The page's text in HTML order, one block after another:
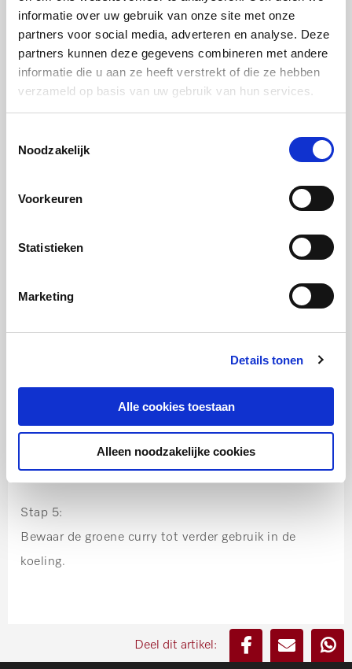
informatie over uw gebruik van onze site met onze
partners voor social media, adverteren en analyse. Deze
partners kunnen deze gegevens combineren met andere
informatie die u aan ze heeft verstrekt of die ze hebben
verzameld op basis van uw gebruik van hun services.
Noodzakelijk
Voorkeuren
Statistieken
Marketing
Details tonen
Alle cookies toestaan
Alleen noodzakelijke cookies
Stap 7:
Bewaar de raita salade tot verder gebruik in de
Groene Curry
Stap 1:
vruchtvlees in blokjes.
Snijd de groene pepers in de lengte door de helft en
Snijd de knoflook tenen fijn.
Stap 4:
Doe alle ingrediënten in de blender beker en draai er
Stap 5:
Bewaar de groene curry tot verder gebruik in de
koeling.
Deel dit artikel: